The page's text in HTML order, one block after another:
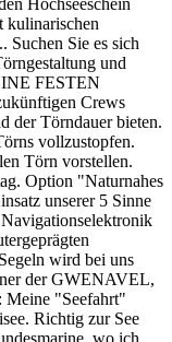
kulinarischen
Suchen Sie es sich
und
FESTEN
Crews
der Törndauer bieten.
vollzustopfen.
Törn vorstellen.
Option "Naturnahes
unserer 5 Sinne
wird bei uns
der GWENAVEL,
Meine "Seefahrt"
Richtig zur See
wo ich